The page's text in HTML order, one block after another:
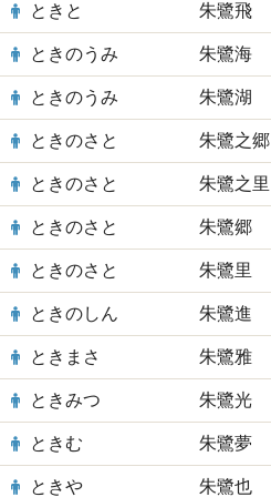
ときと 朱鷺飛
ときのうみ 朱鷺海
ときのうみ 朱鷺湖
ときのさと 朱鷺之郷
ときのさと 朱鷺之里
ときのさと 朱鷺郷
ときのさと 朱鷺里
ときのしん 朱鷺進
ときまさ 朱鷺雅
ときみつ 朱鷺光
ときむ 朱鷺夢
ときや 朱鷺也